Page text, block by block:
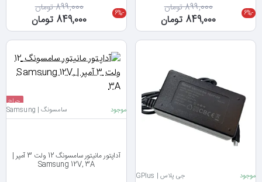
-6% 849,000 تومان
899,000 تومان -6% 849,000 تومان
899,000 تومان
موجود جی پلاس | GPlus
حراج
موجود
سامسونگ | Samsung
آداپتور مانیتور سامسونگ 12 ولت 3 آمپر |
Samsung 12V, 3A